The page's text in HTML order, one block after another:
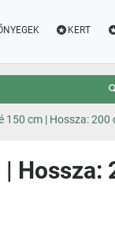
KERT
150 cm | Hossza: 200
Hossza: